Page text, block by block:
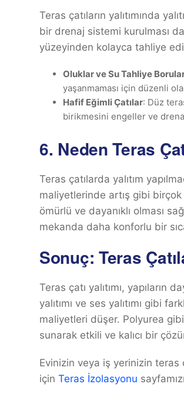
Teras çatıların yalıtımında
bir drenaj sistemi kurulması
yüzeyinden kolayca tahliye
Oluklar ve Su Tahliye
yaşanmaması için düzenli
Hafif Eğimli Çatılar: Düz
birikmesini engeller ve
6. Neden Teras
Teras çatılarda yalıtım
maliyetlerinde artış gibi birçok
ömürlü ve dayanıklı olması
mekanda daha konforlu bir
Sonuç: Teras
Teras çatı yalıtımı, yapıların
yalıtımı ve ses yalıtımı gibi
maliyetleri düşer. Polyurea gibi
sunarak etkili ve kalıcı bir
Evinizin veya iş yerinizin teras
için Teras İzolasyonu